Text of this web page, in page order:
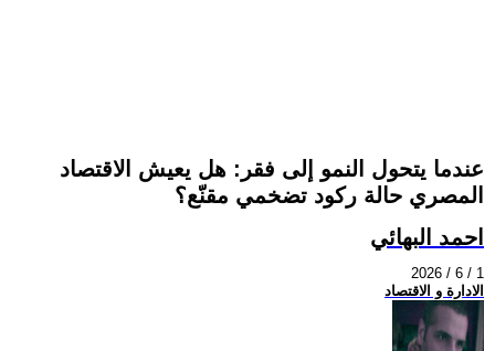
عندما يتحول النمو إلى فقر: هل يعيش الاقتصاد
المصري حالة ركود تضخمي مقنّع؟
احمد البهائي
2026 / 6 / 1
الادارة و الاقتصاد